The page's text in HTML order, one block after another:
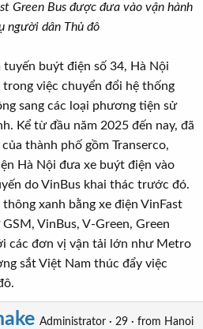
Green Bus được đưa vào vận hành
người dân Thủ đô
buýt điện số 34, Hà Nội
việc chuyển đổi hệ thống
sang các loại phương tiện sử
Kể từ đầu năm 2025 đến nay, đã
thành phố gồm Transerco,
Hà Nội đưa xe buýt điện vào
do VinBus khai thác trước đó.
xanh bằng xe điện VinFast
VinBus, V-Green, Green
các đơn vị vận tải lớn như Metro
sắt Việt Nam thúc đẩy việc
Administrator · 29 · from Hanoi